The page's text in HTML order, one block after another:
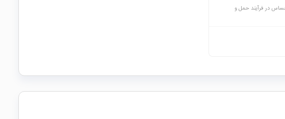
در فرآیند حمل و